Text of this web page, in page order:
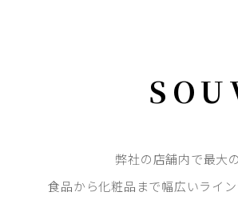
弊社の店舗内で最大
食品から化粧品まで幅広いライ